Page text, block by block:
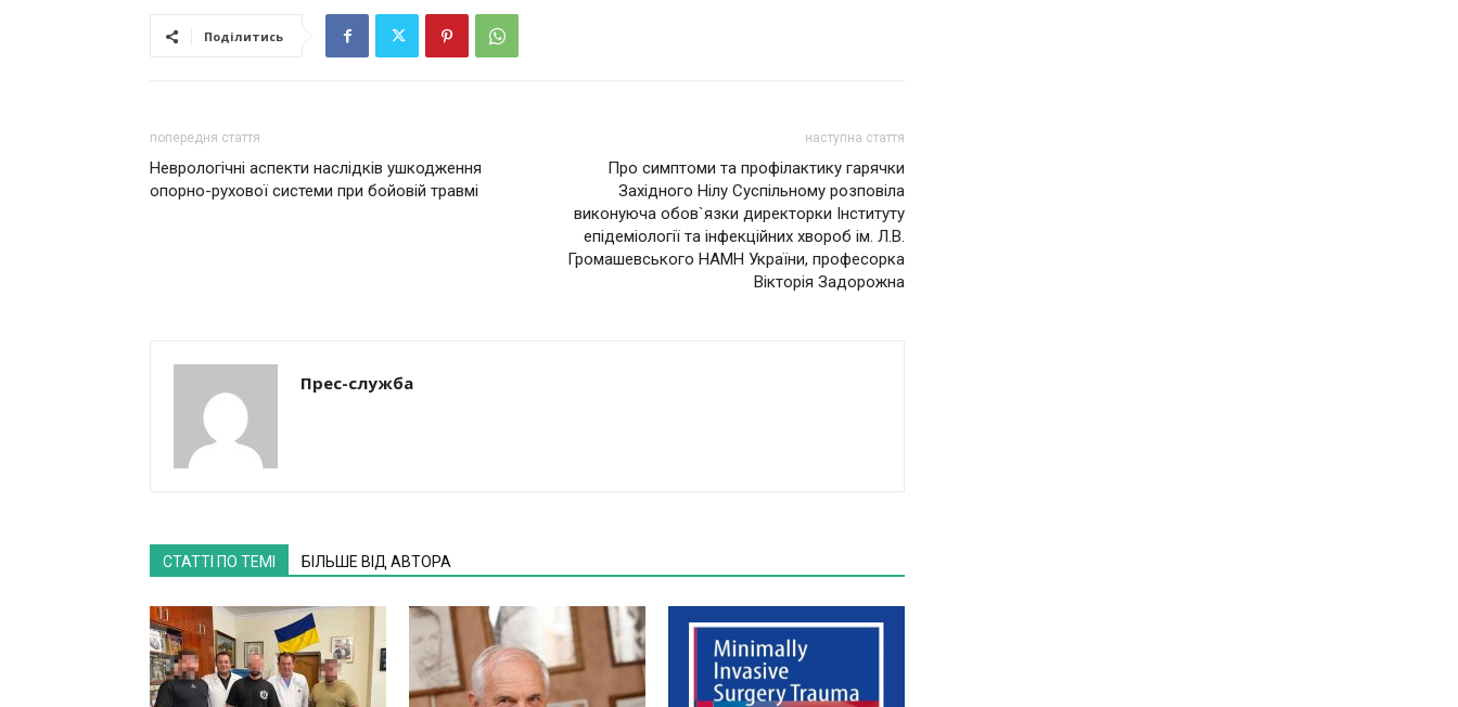
Поділитись
попередня стаття
Неврологічні аспекти наслідків ушкодження
опорно-рухової системи при бойовій травмі
наступна стаття
Про симптоми та профілактику гарячки
Західного Нілу Суспільному розповіла
виконуюча обов`язки директорки Інституту
епідеміології та інфекційних хвороб ім. Л.В.
Громашевського НАМН України, професорка
Вікторія Задорожна
Прес-служба
СТАТТІ ПО ТЕМІ БІЛЬШЕ ВІД АВТОРА